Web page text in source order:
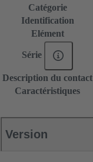
Catégorie
Identification
Elément
Série
Description du contact
Caractéristiques
Version